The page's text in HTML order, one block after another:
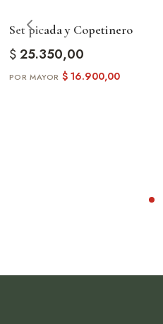
Set picada y Copetinero
$25.350,00
$16.900,00